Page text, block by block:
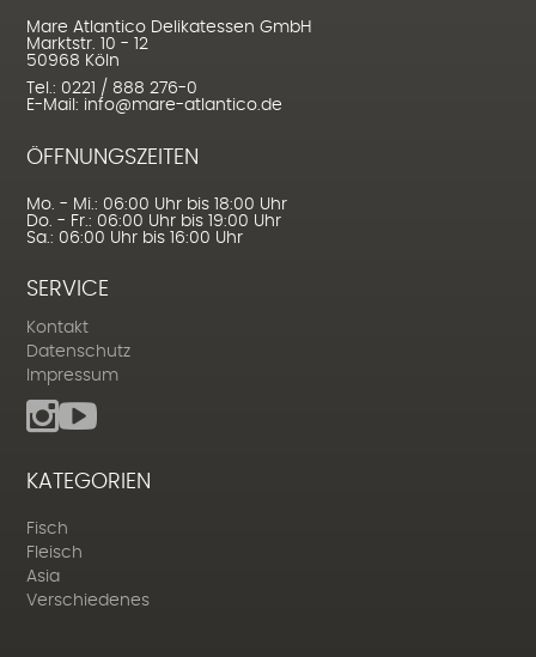
Mare Atlantico Delikatessen GmbH
Marktstr. 10 - 12
50968 Köln
Tel.: 0221 / 888 276-0
E-Mail: info@mare-atlantico.de
ÖFFNUNGSZEITEN
Mo. - Mi.: 06:00 Uhr bis 18:00 Uhr
Do. - Fr.: 06:00 Uhr bis 19:00 Uhr
Sa.: 06:00 Uhr bis 16:00 Uhr
SERVICE
Kontakt
Datenschutz
Impressum
KATEGORIEN
Fisch
Fleisch
Asia
Verschiedenes